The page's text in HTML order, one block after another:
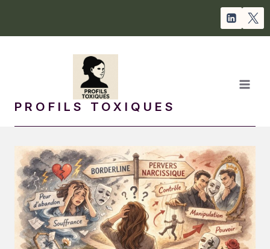
contenu
PROFILS TOXIQUES